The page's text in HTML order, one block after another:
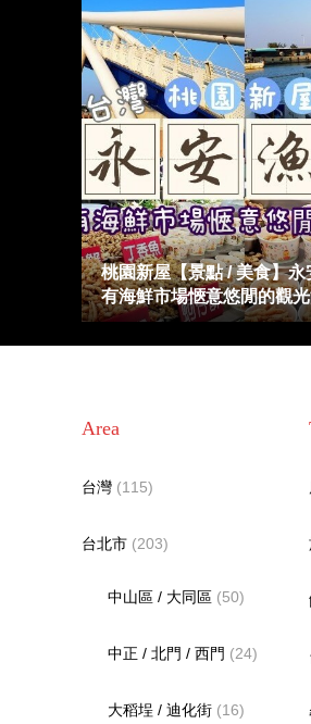
桃園新屋【景點 / 美食】永
有海鮮市場愜意悠閒的觀
Area
台灣(115)
台北市(203)
中山區 / 大同區 (50)
中正 / 北門 / 西門 (24)
大稻埕 / 迪化街 (16)